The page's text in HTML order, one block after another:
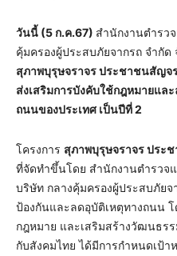
วันนี้ (5 ก.ค.67) สำนักงานตำรว
คุ้มครองผู้ประสบภัยจากรถ จำกั
สุภาพบุรุษจราจร ประชาชนสัญจ
ส่งเสริมการบังคับใช้กฎหมายแล
ถนนของประเทศ เป็นปีที่2
โครงการ สุภาพบุรุษจราจร ประ
ที่จัดทำขึ้นโดย สำนักงานตำรวจ
บริษัท กลางคุ้มครองผู้ประสบภัย
ป้องกันและลดอุบัติเหตุทางถนน
กฎหมาย และเสริมสร้างวัฒนธร
กับสังคมไทย ได้มีการกำหนดเป้า